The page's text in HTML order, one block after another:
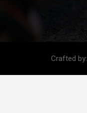
Crafted by: